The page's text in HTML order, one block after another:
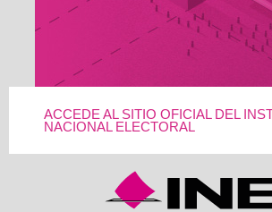
ACCEDE AL SITIO OFICIAL DEL
NACIONAL ELECTORAL